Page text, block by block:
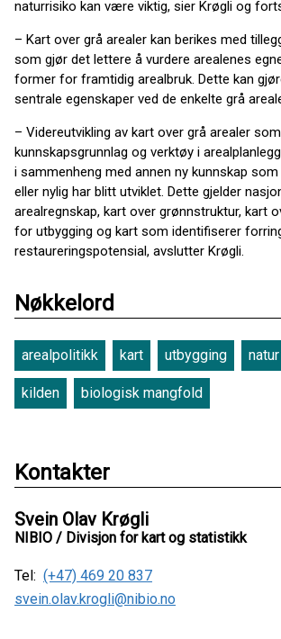
naturrisiko kan være viktig, sier Krøgli og
– Kart over grå arealer kan berikes med
som gjør det lettere å vurdere arealenes
former for framtidig arealbruk. Dette kan
sentrale egenskaper ved de enkelte grå
– Videreutvikling av kart over grå arealer som
kunnskapsgrunnlag og verktøy i
i sammenheng med annen ny kunnskap
eller nylig har blitt utviklet. Dette gjelder
arealregnskap, kart over grønnstruktur, kart
for utbygging og kart som identifiserer
restaureringspotensial, avslutter Krøgli.
Nøkkelord
arealpolitikk kart utbygging natur
kilden biologisk mangfold
Kontakter
Svein Olav Krøgli
NIBIO / Divisjon for kart og statistikk
Tel: (+47) 469 20 837
svein.olav.krogli@nibio.no